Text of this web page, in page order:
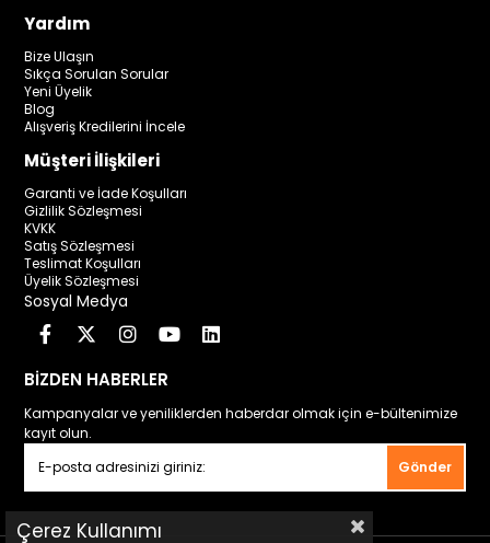
Yardım
Bize Ulaşın
Sıkça Sorulan Sorular
Yeni Üyelik
Blog
Alışveriş Kredilerini İncele
Müşteri İlişkileri
Garanti ve İade Koşulları
Gizlilik Sözleşmesi
KVKK
Satış Sözleşmesi
Teslimat Koşulları
Üyelik Sözleşmesi
Sosyal Medya
BİZDEN HABERLER
Kampanyalar ve yeniliklerden haberdar olmak için e-bültenimize
kayıt olun.
Gönder
Çerez Kullanımı